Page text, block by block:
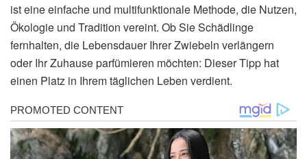
ist eine einfache und multifunktionale Methode, die Nutzen,
Ökologie und Tradition vereint. Ob Sie Schädlinge
fernhalten, die Lebensdauer Ihrer Zwiebeln verlängern
oder Ihr Zuhause parfümieren möchten: Dieser Tipp hat
einen Platz in Ihrem täglichen Leben verdient.